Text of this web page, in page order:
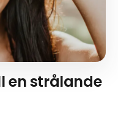
en strålande